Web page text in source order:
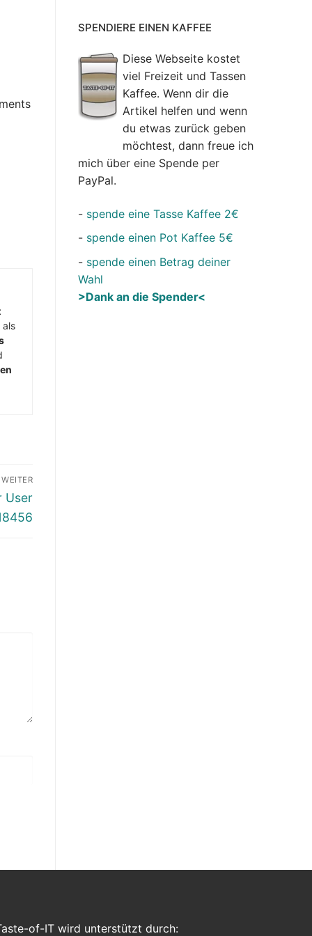
WEITER
User
SPENDIERE EINEN KAFFEE
Diese Webseite kostet
viel Freizeit und Tassen
Kaffee. Wenn dir die
Artikel helfen und wenn
du etwas zurück geben
möchtest, dann freue ich
mich über eine Spende per
PayPal.
- spende eine Tasse Kaffee 2€
- spende einen Pot Kaffee 5€
- spende einen Betrag deiner
Wahl
>Dank an die Spender<
of-IT wird unterstützt durch: